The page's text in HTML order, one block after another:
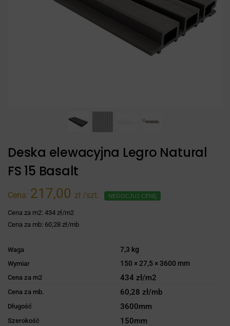
Deska elewacyjna Legro Natural
FS 15 Basalt
Cena: 217,00 zł /szt. NEGOCJUJ CENĘ
Cena za m2: 434 zł/m2
Cena za mb: 60,28 zł/mb
Waga 7,3 kg
Wymiar 150 × 27,5 × 3600 mm
Cena za m2 434 zł/m2
Cena za mb. 60,28 zł/mb
Długość 3600mm
Szerokość 150mm